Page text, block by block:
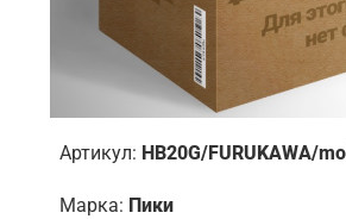
Артикул: HB20G/FURUKAWA/
Марка: Пики